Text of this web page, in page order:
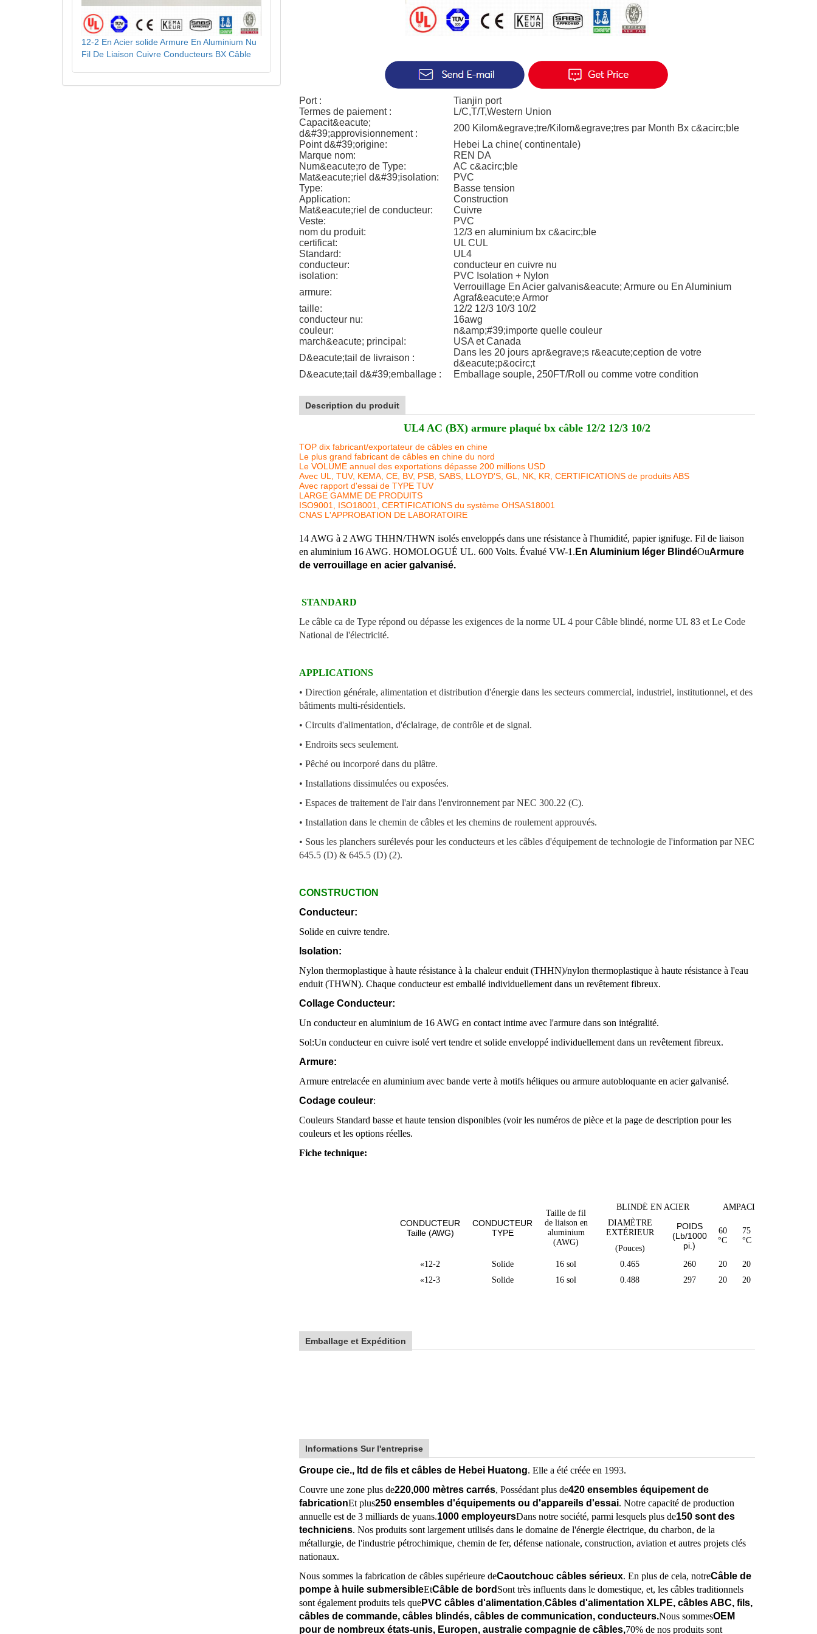
Port :
Tianjin port
Termes de paiement :
L/C,T/T,Western Union
Capacit&eacute;
d&#39;approvisionnement :
200 Kilom&egrave;tre/Kilom&egrave;tres par Month Bx c&acirc;ble
Point d&#39;origine:
Hebei La chine( continentale)
Marque nom:
REN DA
Num&eacute;ro de Type:
AC c&acirc;ble
Mat&eacute;riel d&#39;isolation:
PVC
Type:
Basse tension
Application:
Construction
Mat&eacute;riel de conducteur:
Cuivre
Veste:
PVC
nom du produit:
12/3 en aluminium bx c&acirc;ble
certificat:
UL CUL
Standard:
UL4
conducteur:
conducteur en cuivre nu
isolation:
PVC Isolation + Nylon
armure:
Verrouillage En Acier galvanis&eacute; Armure ou En Aluminium
Agraf&eacute;e Armor
taille:
12/2 12/3 10/3 10/2
conducteur nu:
16awg
couleur:
n&amp;#39;importe quelle couleur
march&eacute; principal:
USA et Canada
D&eacute;tail de livraison :
Dans les 20 jours apr&egrave;s r&eacute;ception de votre
d&eacute;p&ocirc;t
D&eacute;tail d&#39;emballage :
Emballage souple, 250FT/Roll ou comme votre condition
Description du produit
UL4 AC (BX) armure plaqué bx câble 12/2 12/3 10/2
TOP dix fabricant/exportateur de câbles en chine
Le plus grand fabricant de câbles en chine du nord
Le VOLUME annuel des exportations dépasse 200 millions USD
Avec UL, TUV, KEMA, CE, BV, PSB, SABS, LLOYD'S, GL, NK, KR, CERTIFICATIONS de produits ABS
Avec rapport d'essai de TYPE TUV
LARGE GAMME DE PRODUITS
ISO9001, ISO18001, CERTIFICATIONS du système OHSAS18001
CNAS L'APPROBATION DE LABORATOIRE
14 AWG à 2 AWG THHN/THWN isolés enveloppés dans une résistance à l'humidité, papier ignifuge. Fil de liaison
en aluminium 16 AWG. HOMOLOGUÉ UL. 600 Volts. Évalué VW-1. En Aluminium léger BlindéOuArmure
de verrouillage en acier galvanisé.
STANDARD
Le câble ca de Type répond ou dépasse les exigences de la norme UL 4 pour Câble blindé, norme UL 83 et Le Code
National de l'électricité.
APPLICATIONS
• Direction générale, alimentation et distribution d'énergie dans les secteurs commercial, industriel, institutionnel, et des
bâtiments multi-résidentiels.
• Circuits d'alimentation, d'éclairage, de contrôle et de signal.
• Endroits secs seulement.
• Pêché ou incorporé dans du plâtre.
• Installations dissimulées ou exposées.
• Espaces de traitement de l'air dans l'environnement par NEC 300.22 (C).
• Installation dans le chemin de câbles et les chemins de roulement approuvés.
• Sous les planchers surélevés pour les conducteurs et les câbles d'équipement de technologie de l'information par NEC
645.5 (D) & 645.5 (D) (2).
CONSTRUCTION
Conducteur:
Solide en cuivre tendre.
Isolation:
Nylon thermoplastique à haute résistance à la chaleur enduit (THHN)/nylon thermoplastique à haute résistance à l'eau
enduit (THWN). Chaque conducteur est emballé individuellement dans un revêtement fibreux.
Collage Conducteur:
Un conducteur en aluminium de 16 AWG en contact intime avec l'armure dans son intégralité.
Sol:Un conducteur en cuivre isolé vert tendre et solide enveloppé individuellement dans un revêtement fibreux.
Armure:
Armure entrelacée en aluminium avec bande verte à motifs héliques ou armure autobloquante en acier galvanisé.
Codage couleur:
Couleurs Standard basse et haute tension disponibles (voir les numéros de pièce et la page de description pour les
couleurs et les options réelles.
Fiche technique:
CONDUCTEUR
Taille (AWG)
CONDUCTEUR
TYPE
Taille de fil
de liaison en
aluminium
(AWG)
BLINDÉ EN ACIER
AMPACITÉS
DIAMÈTRE
EXTÉRIEUR
(Pouces)
POIDS
(Lb/1000
pi.)
60
°C
75
°C
«12-2 Solide 16 sol 0.465 260 20 20
«12-3
Solide 16 sol 0.488 297 20 20
Emballage et Expédition
Informations Sur l'entreprise
Groupe cie., ltd de fils et câbles de Hebei Huatong. Elle a été créée en 1993.
Couvre une zone plus de220,000 mètres carrés, Possédant plus de420 ensembles équipement de
fabricationEt plus250 ensembles d'équipements ou d'appareils d'essai. Notre capacité de production
annuelle est de 3 milliards de yuans.1000 employeursDans notre société, parmi lesquels plus de150 sont des
techniciens. Nos produits sont largement utilisés dans le domaine de l'énergie électrique, du charbon, de la
métallurgie, de l'industrie pétrochimique, chemin de fer, défense nationale, construction, aviation et autres projets clés
nationaux.
Nous sommes la fabrication de câbles supérieure deCaoutchouc câbles sérieux. En plus de cela, notreCâble de
pompe à huile submersibleEtCâble de bord Sont très influents dans le domestique, et, les câbles traditionnels
sont également produits tels quePVC câbles d'alimentation,Câbles d'alimentation XLPE, câbles ABC, fils,
câbles de commande, câbles blindés, câbles de communication, conducteurs.Nous sommesOEM
pour de nombreux états-unis, Europen, australie compagnie de câbles,70% de nos produits sont
12-2 En Acier solide Armure En Aluminium Nu
Fil De Liaison Cuivre Conducteurs BX Câble